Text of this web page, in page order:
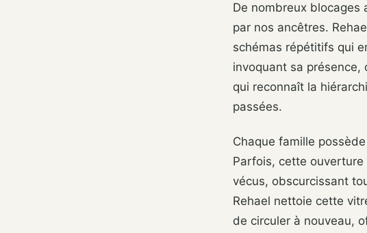
De nombreux blocages
par nos ancêtres.
schémas répétitifs qui
invoquant sa présence,
qui reconnaît la
passées.
Chaque famille
Parfois, cette ouverture
vécus, obscurcissant
Rehael nettoie cette
de circuler à nouveau,